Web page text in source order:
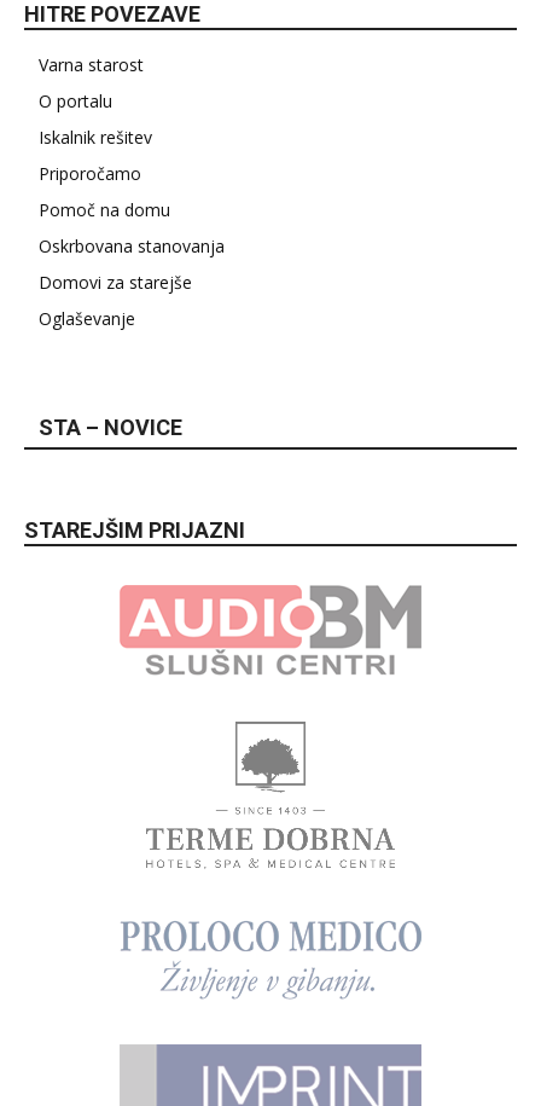
HITRE POVEZAVE
Varna starost
O portalu
Iskalnik rešitev
Priporočamo
Pomoč na domu
Oskrbovana stanovanja
Domovi za starejše
Oglaševanje
STA – NOVICE
STAREJŠIM PRIJAZNI